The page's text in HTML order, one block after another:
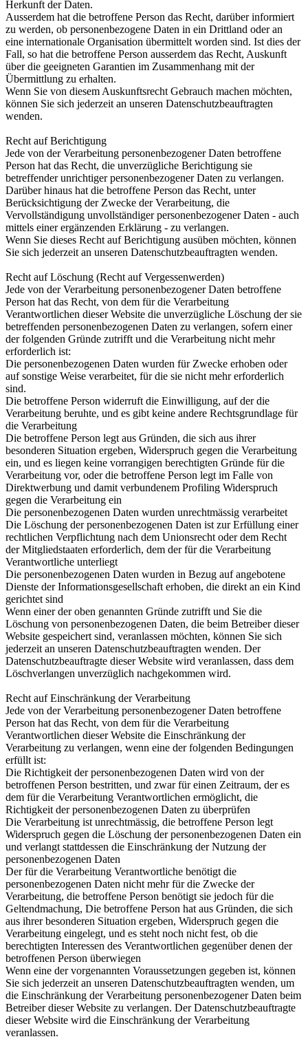
Herkunft der Daten.
Ausserdem hat die betroffene Person das Recht, darüber informiert
zu werden, ob personenbezogene Daten in ein Drittland oder an
eine internationale Organisation übermittelt worden sind. Ist dies der
Fall, so hat die betroffene Person ausserdem das Recht, Auskunft
über die geeigneten Garantien im Zusammenhang mit der
Übermittlung zu erhalten.
Wenn Sie von diesem Auskunftsrecht Gebrauch machen möchten,
können Sie sich jederzeit an unseren Datenschutzbeauftragten
wenden.
Recht auf Berichtigung
Jede von der Verarbeitung personenbezogener Daten betroffene
Person hat das Recht, die unverzügliche Berichtigung sie
betreffender unrichtiger personenbezogener Daten zu verlangen.
Darüber hinaus hat die betroffene Person das Recht, unter
Berücksichtigung der Zwecke der Verarbeitung, die
Vervollständigung unvollständiger personenbezogener Daten - auch
mittels einer ergänzenden Erklärung - zu verlangen.
Wenn Sie dieses Recht auf Berichtigung ausüben möchten, können
Sie sich jederzeit an unseren Datenschutzbeauftragten wenden.
Recht auf Löschung (Recht auf Vergessenwerden)
Jede von der Verarbeitung personenbezogener Daten betroffene
Person hat das Recht, von dem für die Verarbeitung
Verantwortlichen dieser Website die unverzügliche Löschung der sie
betreffenden personenbezogenen Daten zu verlangen, sofern einer
der folgenden Gründe zutrifft und die Verarbeitung nicht mehr
erforderlich ist:
Die personenbezogenen Daten wurden für Zwecke erhoben oder
auf sonstige Weise verarbeitet, für die sie nicht mehr erforderlich
sind.
Die betroffene Person widerruft die Einwilligung, auf der die
Verarbeitung beruhte, und es gibt keine andere Rechtsgrundlage für
die Verarbeitung
Die betroffene Person legt aus Gründen, die sich aus ihrer
besonderen Situation ergeben, Widerspruch gegen die Verarbeitung
ein, und es liegen keine vorrangigen berechtigten Gründe für die
Verarbeitung vor, oder die betroffene Person legt im Falle von
Direktwerbung und damit verbundenem Profiling Widerspruch
gegen die Verarbeitung ein
Die personenbezogenen Daten wurden unrechtmässig verarbeitet
Die Löschung der personenbezogenen Daten ist zur Erfüllung einer
rechtlichen Verpflichtung nach dem Unionsrecht oder dem Recht
der Mitgliedstaaten erforderlich, dem der für die Verarbeitung
Verantwortliche unterliegt
Die personenbezogenen Daten wurden in Bezug auf angebotene
Dienste der Informationsgesellschaft erhoben, die direkt an ein Kind
gerichtet sind
Wenn einer der oben genannten Gründe zutrifft und Sie die
Löschung von personenbezogenen Daten, die beim Betreiber dieser
Website gespeichert sind, veranlassen möchten, können Sie sich
jederzeit an unseren Datenschutzbeauftragten wenden. Der
Datenschutzbeauftragte dieser Website wird veranlassen, dass dem
Löschverlangen unverzüglich nachgekommen wird.
Recht auf Einschränkung der Verarbeitung
Jede von der Verarbeitung personenbezogener Daten betroffene
Person hat das Recht, von dem für die Verarbeitung
Verantwortlichen dieser Website die Einschränkung der
Verarbeitung zu verlangen, wenn eine der folgenden Bedingungen
erfüllt ist:
Die Richtigkeit der personenbezogenen Daten wird von der
betroffenen Person bestritten, und zwar für einen Zeitraum, der es
dem für die Verarbeitung Verantwortlichen ermöglicht, die
Richtigkeit der personenbezogenen Daten zu überprüfen
Die Verarbeitung ist unrechtmässig, die betroffene Person legt
Widerspruch gegen die Löschung der personenbezogenen Daten ein
und verlangt stattdessen die Einschränkung der Nutzung der
personenbezogenen Daten
Der für die Verarbeitung Verantwortliche benötigt die
personenbezogenen Daten nicht mehr für die Zwecke der
Verarbeitung, die betroffene Person benötigt sie jedoch für die
Geltendmachung, Die betroffene Person hat aus Gründen, die sich
aus ihrer besonderen Situation ergeben, Widerspruch gegen die
Verarbeitung eingelegt, und es steht noch nicht fest, ob die
berechtigten Interessen des Verantwortlichen gegenüber denen der
betroffenen Person überwiegen
Wenn eine der vorgenannten Voraussetzungen gegeben ist, können
Sie sich jederzeit an unseren Datenschutzbeauftragten wenden, um
die Einschränkung der Verarbeitung personenbezogener Daten beim
Betreiber dieser Website zu verlangen. Der Datenschutzbeauftragte
dieser Website wird die Einschränkung der Verarbeitung
veranlassen.